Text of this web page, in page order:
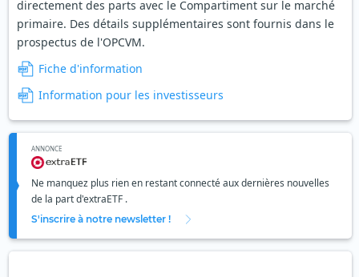
directement des parts avec le Compartiment sur le marché
primaire. Des détails supplémentaires sont fournis dans le
prospectus de l'OPCVM.
Fiche d'information
Information pour les investisseurs
ANNONCE
Ne manquez plus rien en restant connecté aux dernières nouvelles
de la part d'extraETF .
S'inscrire à notre newsletter !